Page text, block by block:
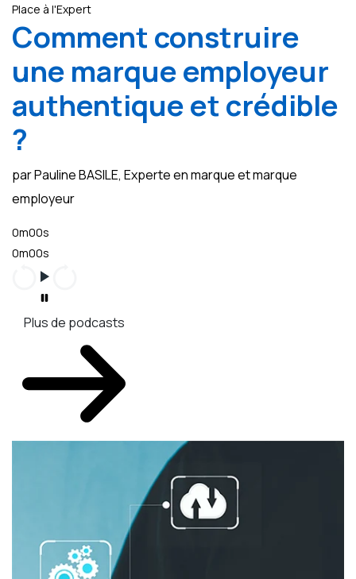
Place à l'Expert
Comment construire
une marque employeur
authentique et crédible
?
par Pauline BASILE, Experte en marque et marque
employeur
0m00s
0m00s
Plus de podcasts